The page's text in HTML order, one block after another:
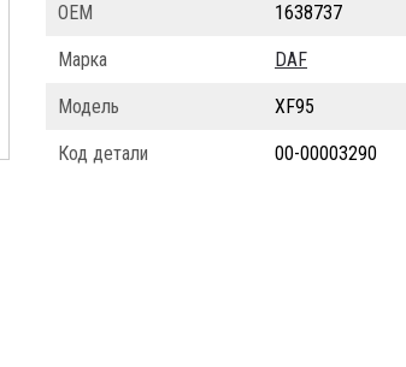
ОЕМ 1638737
Марка DAF
Модель XF95
Код детали 00-00003290